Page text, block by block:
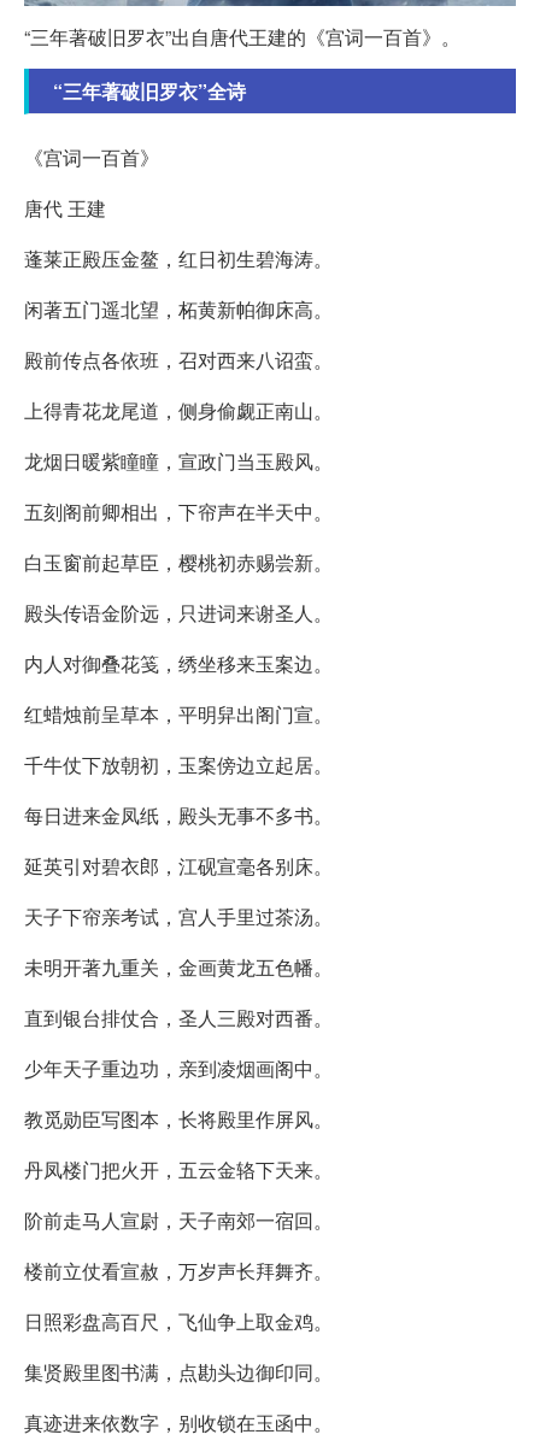
“三年著破旧罗衣”出自唐代王建的《宫词一百首》。
“三年著破旧罗衣”全诗
《宫词一百首》
唐代 王建
蓬莱正殿压金鳌，红日初生碧海涛。
闲著五门遥北望，柘黄新帕御床高。
殿前传点各依班，召对西来八诏蛮。
上得青花龙尾道，侧身偷觑正南山。
龙烟日暖紫瞳瞳，宣政门当玉殿风。
五刻阁前卿相出，下帘声在半天中。
白玉窗前起草臣，樱桃初赤赐尝新。
殿头传语金阶远，只进词来谢圣人。
内人对御叠花笺，绣坐移来玉案边。
红蜡烛前呈草本，平明舁出阁门宣。
千牛仗下放朝初，玉案傍边立起居。
每日进来金凤纸，殿头无事不多书。
延英引对碧衣郎，江砚宣毫各别床。
天子下帘亲考试，宫人手里过茶汤。
未明开著九重关，金画黄龙五色幡。
直到银台排仗合，圣人三殿对西番。
少年天子重边功，亲到凌烟画阁中。
教觅勋臣写图本，长将殿里作屏风。
丹凤楼门把火开，五云金辂下天来。
阶前走马人宣尉，天子南郊一宿回。
楼前立仗看宣赦，万岁声长拜舞齐。
日照彩盘高百尺，飞仙争上取金鸡。
集贤殿里图书满，点勘头边御印同。
真迹进来依数字，别收锁在玉函中。